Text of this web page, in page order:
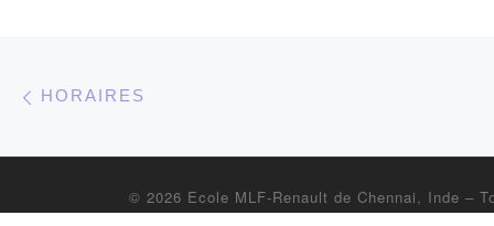
Parcourir les articles
HORAIRES
© 2026 Ecole MLF-Renault de Chennai, Inde –